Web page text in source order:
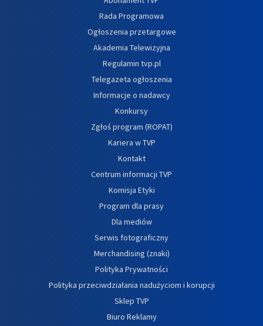
Rada Programowa
Ogłoszenia przetargowe
Akademia Telewizyjna
Regulamin tvp.pl
Telegazeta ogłoszenia
Informacje o nadawcy
Konkursy
Zgłoś program (ROPAT)
Kariera w TVP
Kontakt
Centrum informacji TVP
Komisja Etyki
Program dla prasy
Dla mediów
Serwis fotograficzny
Merchandising (znaki)
Polityka Prywatności
Polityka przeciwdziałania nadużyciom i korupcji
Sklep TVP
Biuro Reklamy